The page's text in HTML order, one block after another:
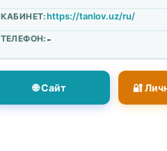
КАБИНЕТ:https://tanlov.uz/ru/
ТЕЛЕФОН: -
🌐 Сайт 🔐